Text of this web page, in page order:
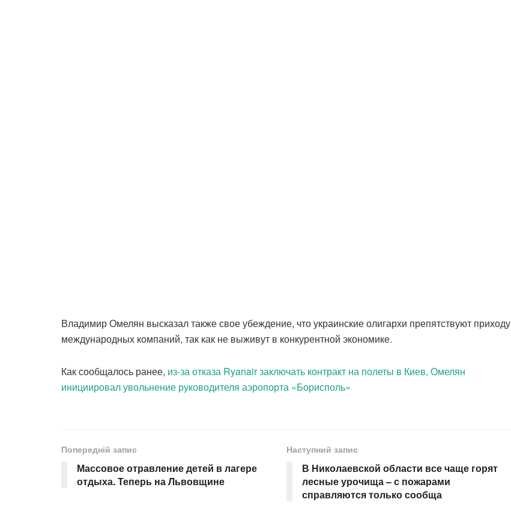
Владимир Омелян высказал также свое убеждение, что украинские олигархи препятствуют приходу
международных компаний, так как не выживут в конкурентной экономике.
Как сообщалось ранее, из-за отказа Ryanair заключать контракт на полеты в Киев, Омелян
инициировал увольнение руководителя аэропорта «Борисполь»
Попередній запис
Массовое отравление детей в лагере
отдыха. Теперь на Львовщине
Наступний запис
В Николаевской области все чаще горят
лесные урочища – с пожарами
справляются только сообща